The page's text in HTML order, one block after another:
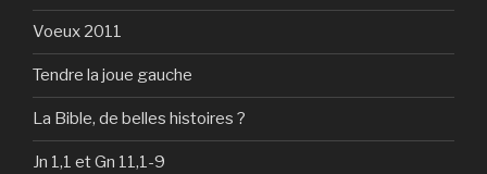
Voeux 2011
Tendre la joue gauche
La Bible, de belles histoires ?
Jn 1,1 et Gn 11,1-9